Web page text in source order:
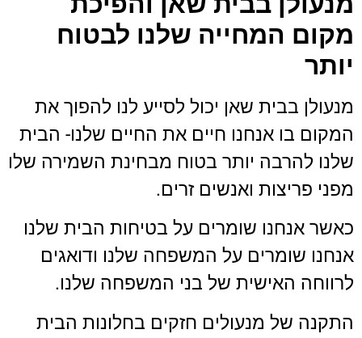
מקום המחייה שלנו לבטוח
יותר
מנעולן בבית שאן יכול לסייע לנו להפוך את
המקום בו אנחנו חיים את החיים שלנו- הבית
שלנו להרבה יותר בטוח מבחינת השמירה שלו
מפני פריצות ואנשים זרים.
כאשר אנחנו שומרים על בטיחות הבית שלנו
אנחנו שומרים על המשפחה שלנו ודואגים
לרווחה האישית של בני המשפחה שלנו.
התקנה של מנעולים חזקים בחלונות הבית